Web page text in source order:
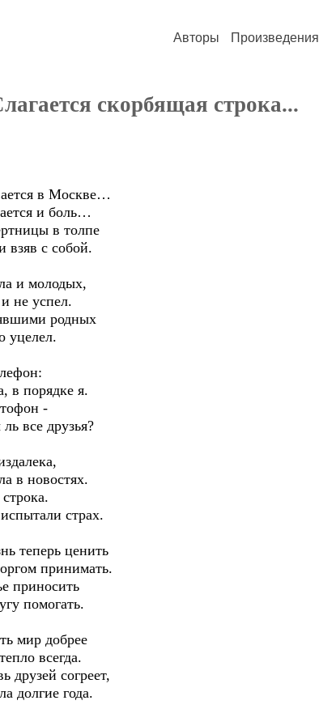
Авторы Произведения
скорбящая строка...
в Москве…
и боль…
в толпе
взяв с собой.
и молодых,
не успел.
родных
уцелел.
в порядке я.
-
все друзья?
в новостях.
страх.
теперь ценить
принимать.
приносить
помогать.
мир добрее
всегда.
друзей согреет,
долгие года.